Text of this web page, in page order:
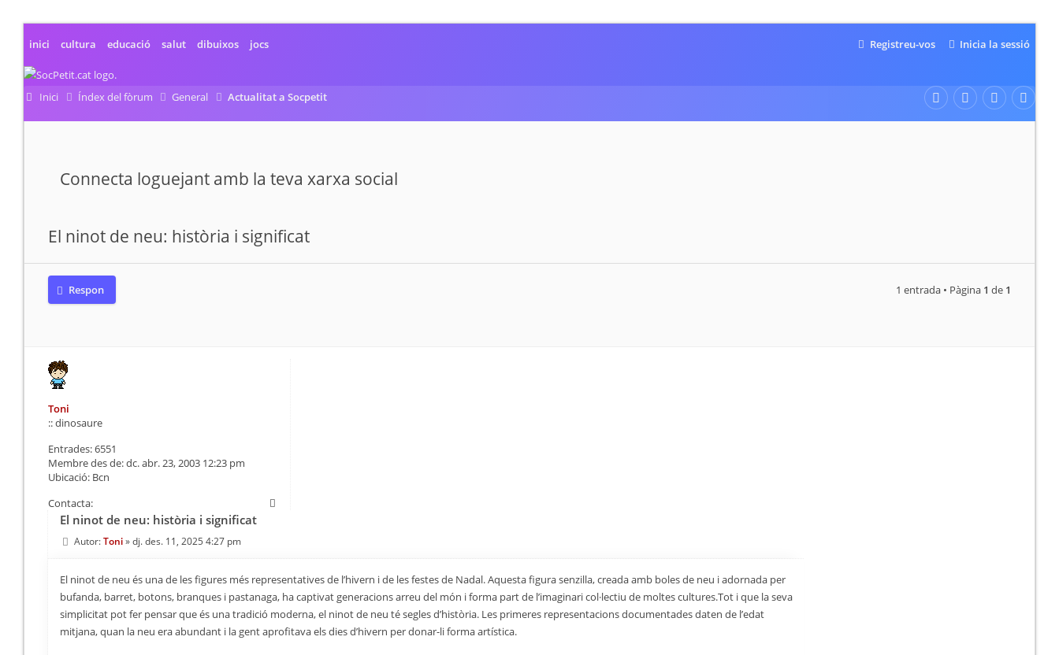
inici cultura educació salut dibuixos jocs Inicia la sessió
Registreu-vos
Inici Índex del fòrum General Actualitat a Socpetit
Connecta loguejant amb la teva xarxa social
El ninot de neu: història i significat
Respon 1 entrada • Pàgina 1 de 1
Toni
:: dinosaure
Entrades:6551
Membre des de:dc. abr. 23, 2003 12:23 pm
Ubicació: Bcn
Contacta:
El ninot de neu: història i significat
Autor:Toni»dj. des. 11, 2025 4:27 pm
El ninot de neu és una de les figures més representatives de l’hivern i de les festes de Nadal. Aquesta figura senzilla, creada amb boles de neu i adornada per
bufanda, barret, botons, branques i pastanaga, ha captivat generacions arreu del món i forma part de l’imaginari col·lectiu de moltes cultures.Tot i que la seva
simplicitat pot fer pensar que és una tradició moderna, el ninot de neu té segles d’història. Les primeres representacions documentades daten de l’edat
mitjana, quan la neu era abundant i la gent aprofitava els dies d’hivern per donar-li forma artística.